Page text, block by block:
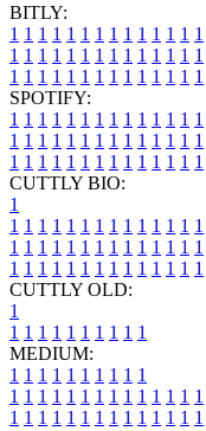
BITLY:
1 1 1 1 1 1 1 1 1 1 1 1 1 1
1 1 1 1 1 1 1 1 1 1 1 1 1 1
1 1 1 1 1 1 1 1 1 1 1 1 1 1
SPOTIFY:
1 1 1 1 1 1 1 1 1 1 1 1 1 1
1 1 1 1 1 1 1 1 1 1 1 1 1 1
1 1 1 1 1 1 1 1 1 1 1 1 1 1
CUTTLY BIO:
1
1 1 1 1 1 1 1 1 1 1 1 1 1 1
1 1 1 1 1 1 1 1 1 1 1 1 1 1
1 1 1 1 1 1 1 1 1 1 1 1 1 1
CUTTLY OLD:
1
1 1 1 1 1 1 1 1 1 1
MEDIUM:
1 1 1 1 1 1 1 1 1 1
1 1 1 1 1 1 1 1 1 1 1 1 1 1
1 1 1 1 1 1 1 1 1 1 1 1 1 1